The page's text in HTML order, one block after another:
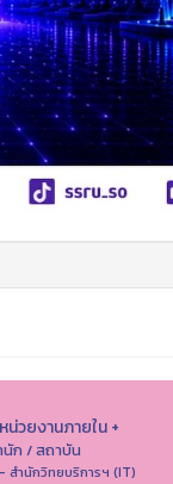
น่วยงานภายใน +
นัก / สถาบัน
- สำนักวิทยบริการฯ (IT)